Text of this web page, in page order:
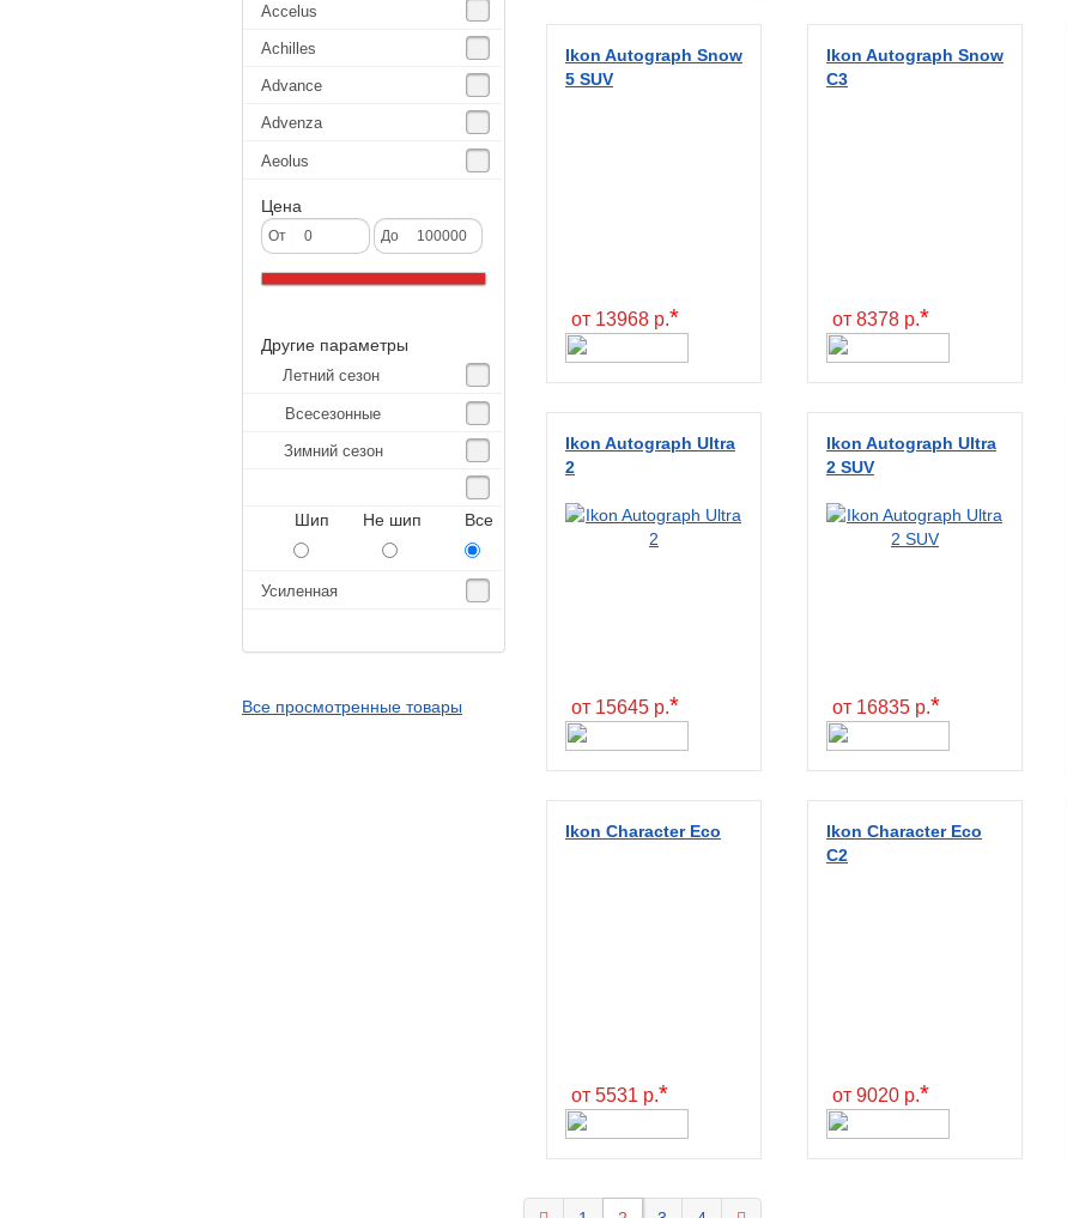
Accelus
Achilles
Advance
Advenza
Aeolus
Agate
Agrica
Alliance
Altura
Amberstone
Amtel
Anjie
Aplus
Цена
От До
Другие параметры
Летний сезон
Всесезонные
Зимний сезон
Шип Не шип Все
Усиленная
Все просмотренные товары
Ikon Autograph Snow
5 SUV
от 13968 р.*
Ikon Autograph Snow
C3
от 8378 р.*
Ikon Autograph Ultra
2
от 15645 р.*
Ikon Autograph Ultra
2 SUV
от 16835 р.*
Ikon Character Eco
от 5531 р.*
Ikon Character Eco
C2
от 9020 р.*